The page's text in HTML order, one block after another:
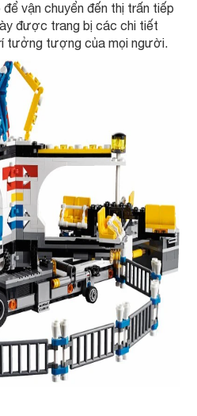
vận chuyển đến thị trấn tiếp
được trang bị các chi tiết
tưởng tượng của mọi người.